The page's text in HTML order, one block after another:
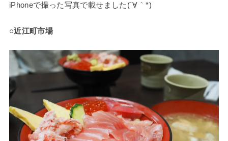
iPhoneで撮った写真で載せました(´∀｀*)
○近江町市場